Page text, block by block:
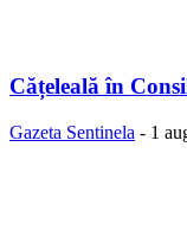
Cățeleală în
Gazeta Sentinela - 1